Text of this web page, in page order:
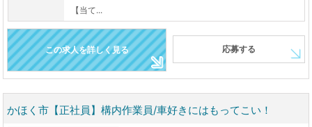
【当て...
この求人を詳しく見る 応募する
かほく市【正社員】構内作業員/車好きにはもってこい！